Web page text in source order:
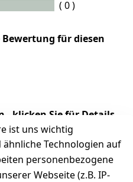
( 0 )
für diesen
- klicken Sie für Details
ist uns wichtig
Technologien auf
personenbezogene
Webseite (z.B. IP-